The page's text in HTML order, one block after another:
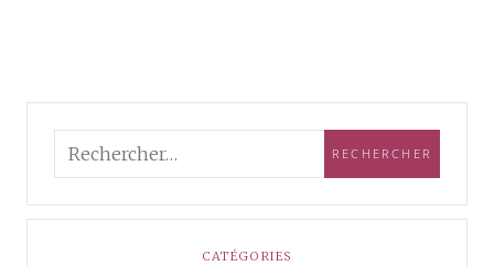
CATÉGORIES